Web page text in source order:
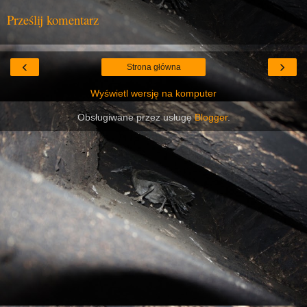
Prześlij komentarz
‹ ›
Strona główna
Wyświetl wersję na komputer
Obsługiwane przez usługęBlogger.